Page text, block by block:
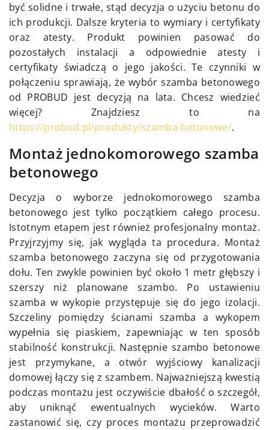
być solidne i trwałe, stąd decyzja o użyciu betonu do
ich produkcji. Dalsze kryteria to wymiary i certyfikaty
oraz atesty. Produkt powinien pasować do
pozostałych instalacji a odpowiednie atesty i
certyfikaty świadczą o jego jakości. Te czynniki w
połączeniu sprawiają, że wybór szamba betonowego
od PROBUD jest decyzją na lata. Chcesz wiedzieć
więcej? Znajdziesz to na
https://probud.pl/produkty/szamba-betonowe/.
Montaż jednokomorowego szamba
betonowego
Decyzja o wyborze jednokomorowego szamba
betonowego jest tylko początkiem całego procesu.
Istotnym etapem jest również profesjonalny montaż.
Przyjrzyjmy się, jak wygląda ta procedura. Montaż
szamba betonowego zaczyna się od przygotowania
dołu. Ten zwykle powinien być około 1 metr głębszy i
szerszy niż planowane szambo. Po ustawieniu
szamba w wykopie przystępuje się do jego izolacji.
Szczeliny pomiędzy ścianami szamba a wykopem
wypełnia się piaskiem, zapewniając w ten sposób
stabilność konstrukcji. Następnie szambo betonowe
jest przymykane, a otwór wyjściowy kanalizacji
domowej łączy się z szambem. Najważniejszą kwestią
podczas montażu jest oczywiście dbałość o szczegół,
aby uniknąć ewentualnych wycieków. Warto
zastanowić się, czy proces montażu przeprowadzić